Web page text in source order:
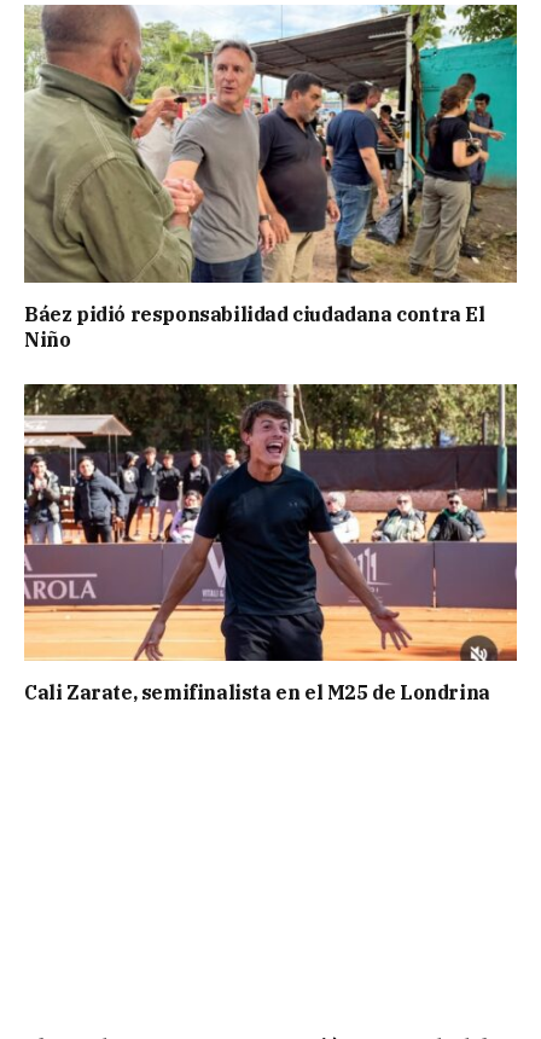
Báez pidió responsabilidad ciudadana contra El
Niño
Cali Zarate, semifinalista en el M25 de Londrina